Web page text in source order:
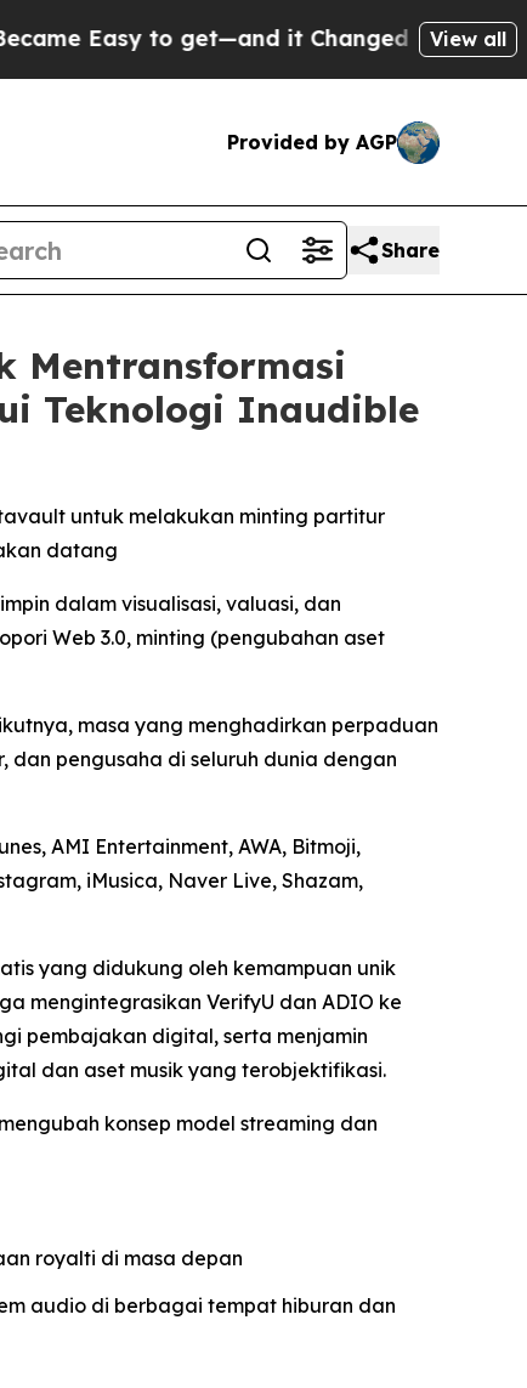
to get—and it Changed EverythingUnder the
View all
Provided by AGP
Share
Mentransformasi
Teknologi Inaudible
untuk melakukan minting partitur
datang
dalam visualisasi, valuasi, dan
Web 3.0, minting (pengubahan aset
masa yang menghadirkan perpaduan
pengusaha di seluruh dunia dengan
AMI Entertainment, AWA, Bitmoji,
iMusica, Naver Live, Shazam,
yang didukung oleh kemampuan unik
mengintegrasikan VerifyU dan ADIO ke
pembajakan digital, serta menjamin
dan aset musik yang terobjektifikasi.
konsep model streaming dan
royalti di masa depan
audio di berbagai tempat hiburan dan